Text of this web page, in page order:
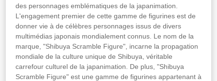
des personnages emblématiques de la japanimation.
L'engagement premier de cette gamme de figurines est de
donner vie à de célèbres personnages issus de divers
multimédias japonais mondialement connus. Le nom de la
marque, "Shibuya Scramble Figure", incarne la propagation
mondiale de la culture unique de Shibuya, véritable
carrefour culturel de la japanimation. De plus, "Shibuya
Scramble Figure" est une gamme de figurines appartenant à